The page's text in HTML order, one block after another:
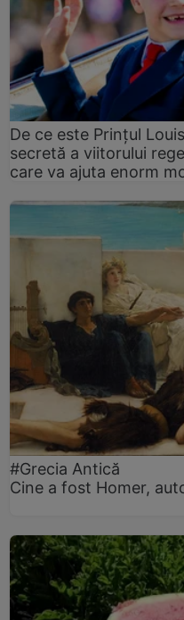
De ce este Prințul
secretă a viitorului
care va ajuta enorm
#Grecia Antică
Cine a fost Homer,